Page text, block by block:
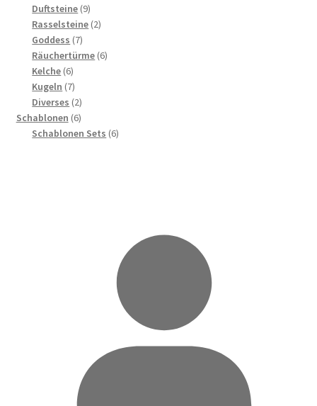
Duftsteine 99
Produkte
Rasselsteine 22
Goddess 77
Produkte
Räuchertürme 66
Kelche 66
Produkte
Kugeln 77
Produkte
Diverses 22
Produkte
Schablonen 66
Produkte
Schablonen Sets 66